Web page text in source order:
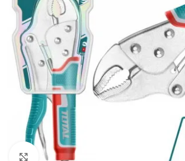
Click to enlarge